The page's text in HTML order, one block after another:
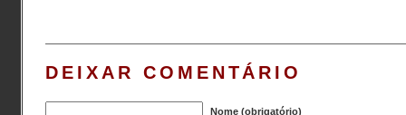
DEIXAR COMENTÁRIO
Nome (obrigatório)